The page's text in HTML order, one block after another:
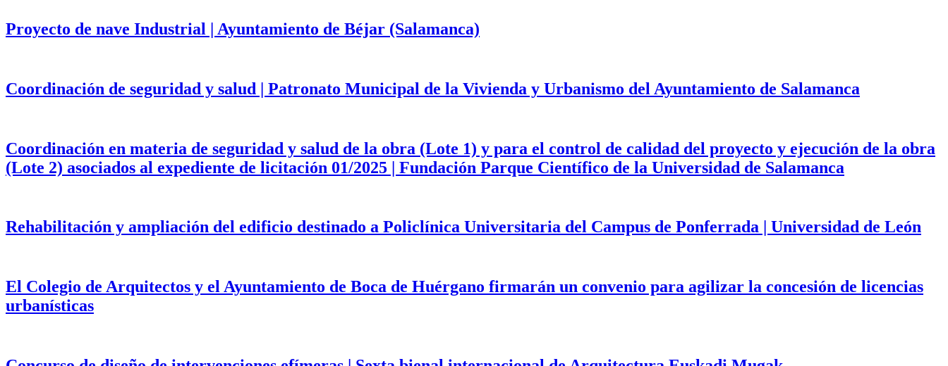
Proyecto de nave Industrial | Ayuntamiento de Béjar (Salamanca)
Coordinación de seguridad y salud | Patronato Municipal de la Vivienda y Urbanismo del Ayuntamiento de Salamanca
Coordinación en materia de seguridad y salud de la obra (Lote 1) y para el control de calidad del proyecto y ejecución de la obra
(Lote 2) asociados al expediente de licitación 01/2025 | Fundación Parque Científico de la Universidad de Salamanca
Rehabilitación y ampliación del edificio destinado a Policlínica Universitaria del Campus de Ponferrada | Universidad de León
El Colegio de Arquitectos y el Ayuntamiento de Boca de Huérgano firmarán un convenio para agilizar la concesión de licencias
urbanísticas